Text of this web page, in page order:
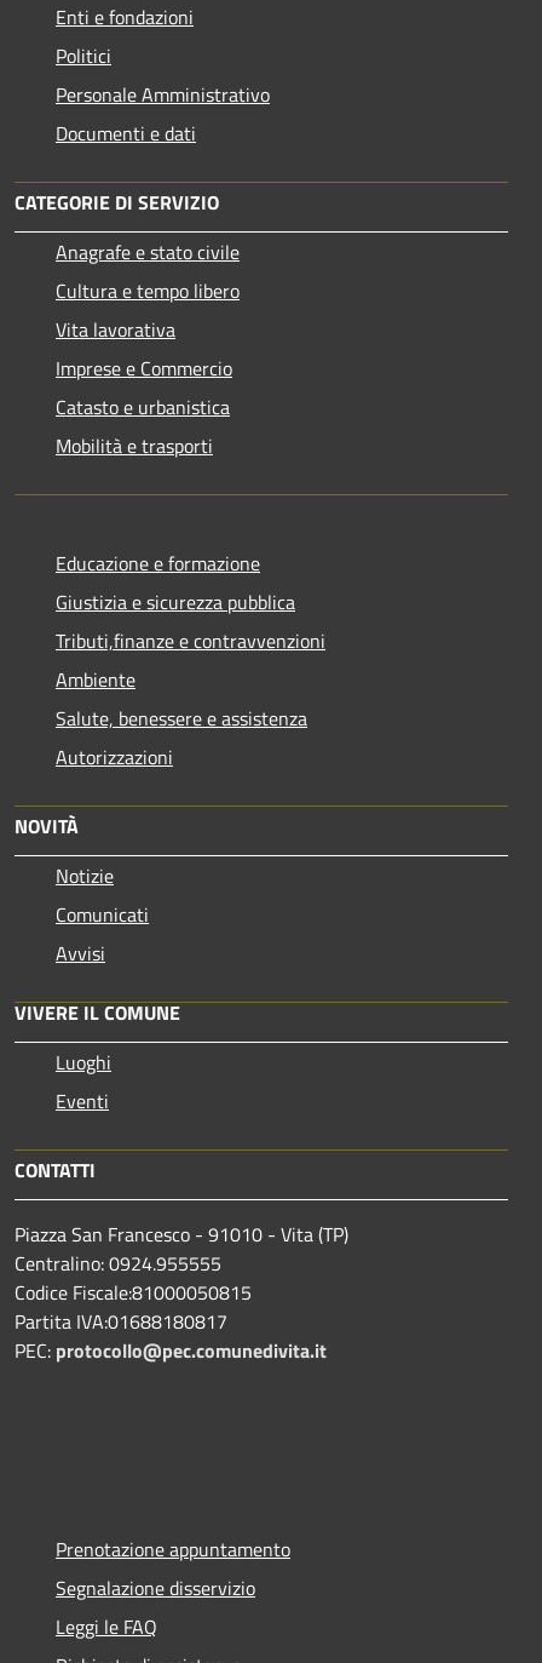
Enti e fondazioni
Politici
Personale Amministrativo
Documenti e dati
CATEGORIE DI SERVIZIO
Anagrafe e stato civile
Cultura e tempo libero
Vita lavorativa
Imprese e Commercio
Catasto e urbanistica
Mobilità e trasporti
Educazione e formazione
Giustizia e sicurezza pubblica
Tributi,finanze e contravvenzioni
Ambiente
Salute, benessere e assistenza
Autorizzazioni
NOVITÀ
Notizie
Comunicati
Avvisi
VIVERE IL COMUNE
Luoghi
Eventi
CONTATTI
Piazza San Francesco - 91010 - Vita (TP)
Centralino: 0924.955555
Codice Fiscale:81000050815
Partita IVA:01688180817
PEC: protocollo@pec.comunedivita.it
Prenotazione appuntamento
Segnalazione disservizio
Leggi le FAQ